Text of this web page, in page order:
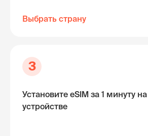
Выбрать страну
3
Установите eSIM за 1 минуту
устройстве